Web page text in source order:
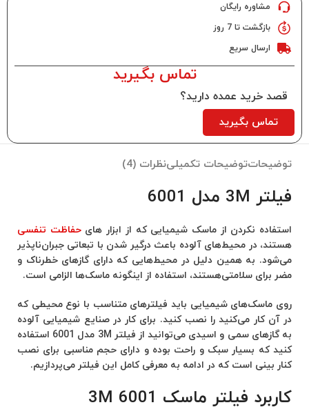
مشاوره رایگان
بازگشت تا 7 روز
ارسال سریع
تماس بگیرید
قصد خرید عمده دارید؟
تماس بگیرید
توضیحاتتوضیحات تکمیلینظرات (4)
فیلتر 3M مدل 6001
استفاده نکردن از ماسک شیمیایی که از ابزار هایحفاظت تنفسی
هستند، در محیط‌های آلوده باعث درگیر شدن با تبعاتی جبران‌ناپذیر
می‌شود. به همین دلیل در محیط‌هایی که دارای گازهای خطرناک و
مضر برای سلامتی‌هستند، استفاده از اینگونه ماسک‌ها الزامی است.
روی ماسک‌های شیمیایی باید فیلتر‌های متناسب با نوع محیطی که
در آن کار می‌کنید را نصب کنید. برای کار در صنایع شیمیایی آلوده
به گازهای سمی و اسیدی می‌توانید از فیلتر 3M مدل 6001 استفاده
کنید که بسیار سبک و راحت بوده و دارای حجم مناسبی برای نصب
کنار بینی است که در ادامه به معرفی کامل این فیلتر می‌پردازیم.
کاربرد فیلتر ماسک 6001 3M